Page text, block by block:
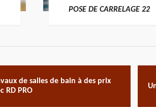
POSE DE CARRELAGE 22
de salles de bain à des prix
RD PRO